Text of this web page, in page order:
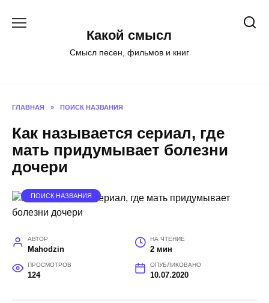
Какой смысл
Смысл песен, фильмов и книг
ГЛАВНАЯ » ПОИСК НАЗВАНИЯ
Как называется сериал, где
мать придумывает болезни
дочери
ПОИСК НАЗВАНИЯ
АВТОР
Mahodzin
НА ЧТЕНИЕ
2 мин
ПРОСМОТРОВ
124
ОПУБЛИКОВАНО
10.07.2020